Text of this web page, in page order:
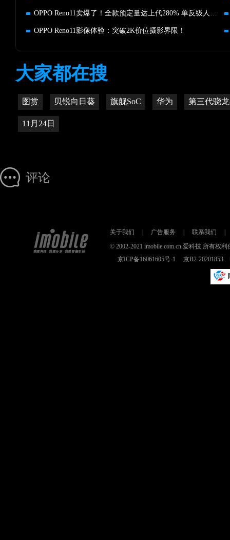
OPPO Reno11卖爆了！全款预定量达上代280% 单反级人像颇受认可
OPPO Reno11影像体验：突破2K价位摄影界限！
大家都在搜
图赏 贝锐向日葵 旗舰SoC 华为 第三代骁
11月24日
评论
关于我们 广告服务 联系我们
© 2002-2021 imobile.com.cn 爱科技 所有权
京ICP备16061605号-1
京B2-20201853